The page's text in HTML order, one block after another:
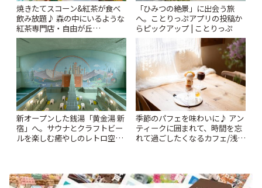
焼きたてスコーン&紅茶が食べ
飲み放題♪ 森の中にいるような
紅茶専門店・自由が丘
「YOTSUBA TEA」でのんびり
時間 | ことりっぷ
「ひみつの絶景」に出会う旅
へ。ことりっぷアプリの投稿か
らピックアップ | ことりっぷ
新オープンした銭湯「黄金湯 新
宿」へ。サウナとクラフトビー
ルを楽しむ癒やしのレトロ空間
季節のパフェを味わいに♪ アン
ティークに囲まれて、時間を忘
れて過ごしたくなるカフェ/浅草